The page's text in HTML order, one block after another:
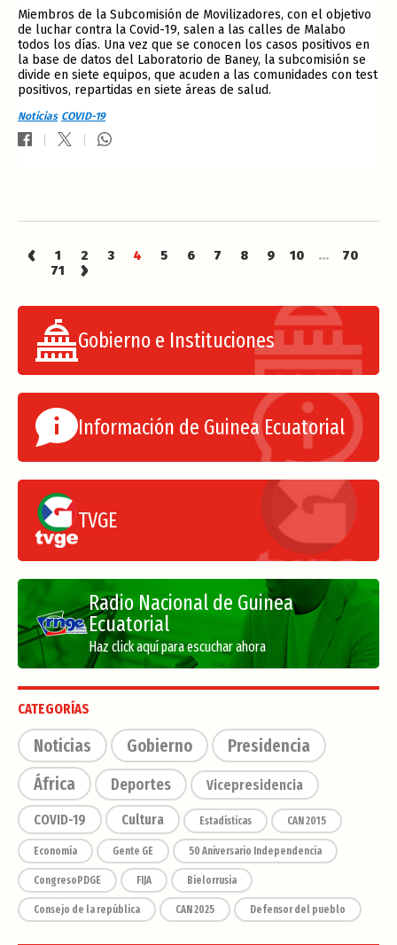
Miembros de la Subcomisión de Movilizadores, con el objetivo
de luchar contra la Covid-19, salen a las calles de Malabo
todos los días. Una vez que se conocen los casos positivos en
la base de datos del Laboratorio de Baney, la subcomisión se
divide en siete equipos, que acuden a las comunidades con test
positivos, repartidas en siete áreas de salud.
Noticias COVID-19
‹ 1 2 3 4 5 6 7 8 9 10 ...
70
71
›
Gobierno e Instituciones
Información de Guinea Ecuatorial
TVGE
Radio Nacional de Guinea
Ecuatorial
Haz click aquí para escuchar ahora
CATEGORÍAS
Noticias Gobierno
Presidencia
África
Deportes Vicepresidencia
COVID-19 Cultura Estadísticas CAN 2015
Economía Gente GE 50 Aniversario Independencia
CongresoPDGE FIJA Bielorrusia
Consejo de la república CAN 2025 Defensor del pueblo